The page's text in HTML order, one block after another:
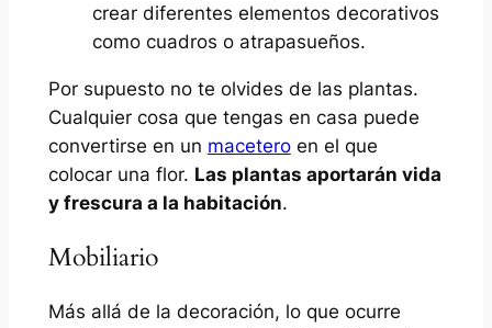
crear diferentes elementos decorativos
como cuadros o atrapasueños.
Por supuesto no te olvides de las plantas.
Cualquier cosa que tengas en casa puede
convertirse en un maceteroen el que
colocar una flor. Las plantas aportarán vida
y frescura a la habitación.
Mobiliario
Más allá de la decoración, lo que ocurre